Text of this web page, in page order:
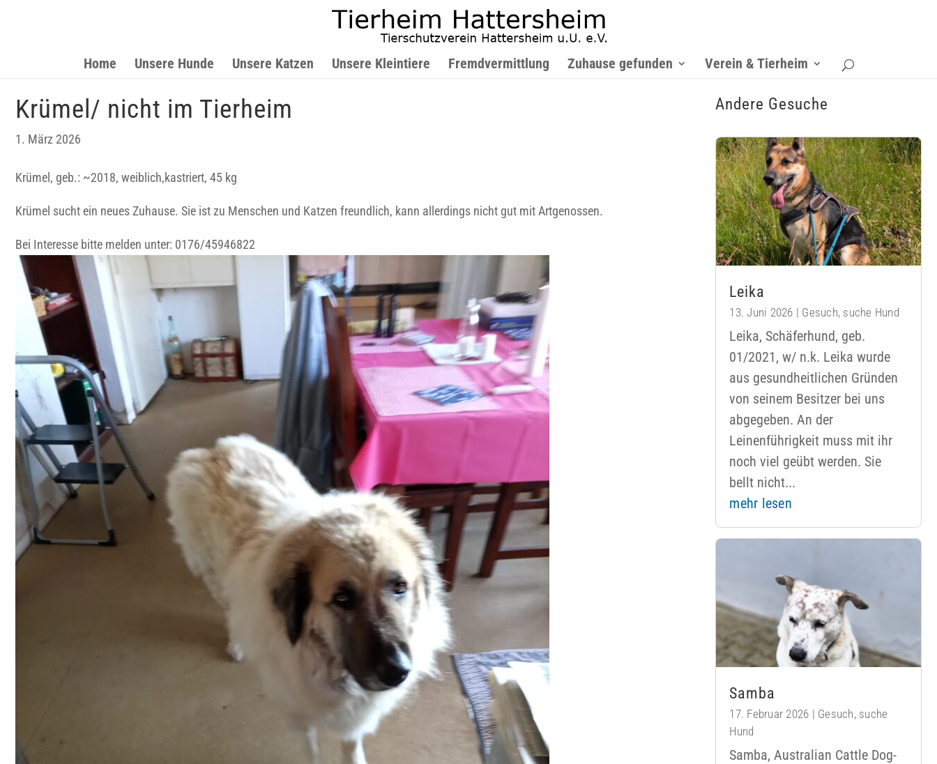
Home Unsere Hunde Unsere Katzen Unsere Kleintiere Fremdvermittlung Zuhause gefunden Verein & Tierheim
Krümel/ nicht im Tierheim
1. März 2026
Krümel, geb.: ~2018, weiblich,kastriert, 45 kg
Krümel sucht ein neues Zuhause. Sie ist zu Menschen und Katzen freundlich, kann allerdings nicht gut mit Artgenossen.
Bei Interesse bitte melden unter: 0176/45946822
Andere Gesuche
Leika
13. Juni 2026 | Gesuch, suche Hund
Leika, Schäferhund, geb.
01/2021, w/ n.k. Leika wurde
aus gesundheitlichen Gründen
von seinem Besitzer bei uns
abgegeben. An der
Leinenführigkeit muss mit ihr
noch viel geübt werden. Sie
bellt nicht...
mehr lesen
Samba
17. Februar 2026 | Gesuch, suche
Hund
Samba, Australian Cattle Dog-